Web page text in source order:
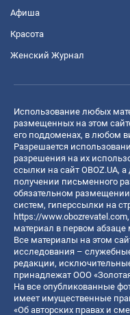
Афиша
Красота
Женский Журнал
Использование любых
размещенных на этом
его поддоменах, в любом
Разрешается
разрешения на их
ссылки на сайт OBOZ.UA,
получении письменного
обязательном
систем, гиперссылки на
https://www.obozrevatel.com
материал в первом абзаце
Все материалы на этом
исследования –
редакции,
принадлежат ООО
На все опубликованные
имеет имущественные
«Об авторских правах и